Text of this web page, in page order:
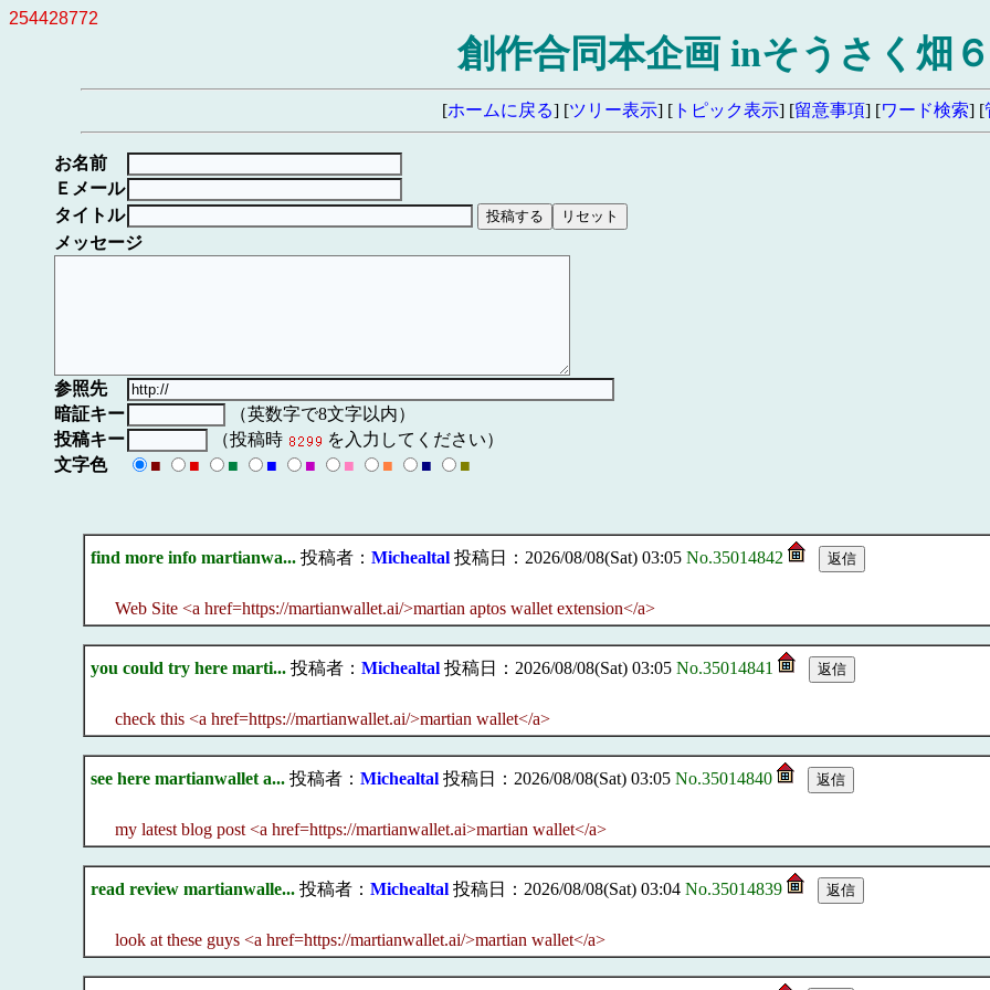
254428772
創作合同本企画 inそうさく畑
[ホームに戻る] [ツリー表示] [ トピック表示] [留意事項] [ワード検索] [
お名前
Ｅメール
タイトル
メッセージ
参照先
暗証キー
（英数字で8文字以内）
投稿キー
（投稿時
を入力してください）
文字色
■ ■ ■ ■ ■ ■ ■ ■ ■
find more info martianwa...投稿者： Michealtal投稿日：2026/08/08(Sat) 03:05 No.35014842
Web Site <a href=https://martianwallet.ai/>martian aptos wallet extension</a>
you could try here marti...投稿者： Michealtal投稿日：2026/08/08(Sat) 03:05 No.35014841
check this <a href=https://martianwallet.ai/>martian wallet</a>
see here martianwallet a...投稿者： Michealtal投稿日：2026/08/08(Sat) 03:05 No.35014840
my latest blog post <a href=https://martianwallet.ai>martian wallet</a>
read review martianwalle...投稿者： Michealtal投稿日：2026/08/08(Sat) 03:04 No.35014839
look at these guys <a href=https://martianwallet.ai/>martian wallet</a>